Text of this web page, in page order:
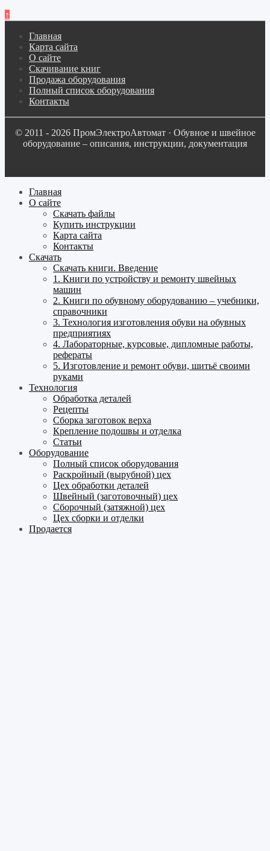
↑
Главная
Карта сайта
О сайте
Скачивание книг
Продажа оборудования
Полный список оборудования
Контакты
© 2011 - 2026 ПромЭлектроАвтомат · Обувное и швейное
оборудование – описания, инструкции, документация
Главная
О сайте
Скачать файлы
Купить инструкции
Карта сайта
Контакты
Скачать
Скачать книги. Введение
1. Книги по устройству и ремонту швейных
машин
2. Книги по обувному оборудованию – учебники,
справочники
3. Технология изготовления обуви на обувных
предприятиях
4. Лабораторные, курсовые, дипломные работы,
рефераты
5. Изготовление и ремонт обуви, шитьё своими
руками
Технология
Обработка деталей
Рецепты
Сборка заготовок верха
Крепление подошвы и отделка
Статьи
Оборудование
Полный список оборудования
Раскройный (вырубной) цех
Цех обработки деталей
Швейный (заготовочный) цех
Сборочный (затяжной) цех
Цех сборки и отделки
Продается